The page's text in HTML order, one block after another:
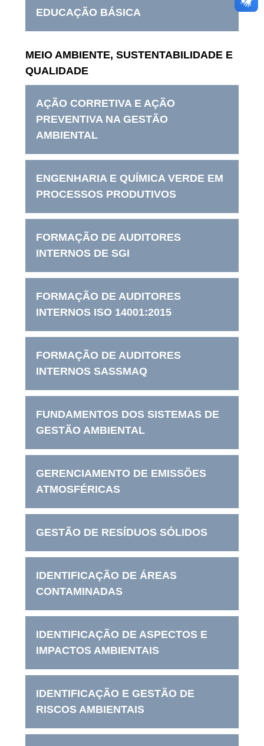
EDUCAÇÃO BÁSICA
MEIO AMBIENTE, SUSTENTABILIDADE E
QUALIDADE
AÇÃO CORRETIVA E AÇÃO
PREVENTIVA NA GESTÃO
AMBIENTAL
ENGENHARIA E QUÍMICA VERDE EM
PROCESSOS PRODUTIVOS
FORMAÇÃO DE AUDITORES
INTERNOS DE SGI
FORMAÇÃO DE AUDITORES
INTERNOS ISO 14001:2015
FORMAÇÃO DE AUDITORES
INTERNOS SASSMAQ
FUNDAMENTOS DOS SISTEMAS DE
GESTÃO AMBIENTAL
GERENCIAMENTO DE EMISSÕES
ATMOSFÉRICAS
GESTÃO DE RESÍDUOS SÓLIDOS
IDENTIFICAÇÃO DE ÁREAS
CONTAMINADAS
IDENTIFICAÇÃO DE ASPECTOS E
IMPACTOS AMBIENTAIS
IDENTIFICAÇÃO E GESTÃO DE
RISCOS AMBIENTAIS